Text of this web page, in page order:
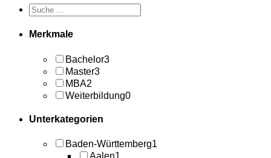
Merkmale
Bachelor3
Master3
MBA2
Weiterbildung0
Unterkategorien
Baden-Württemberg1
Aalen1